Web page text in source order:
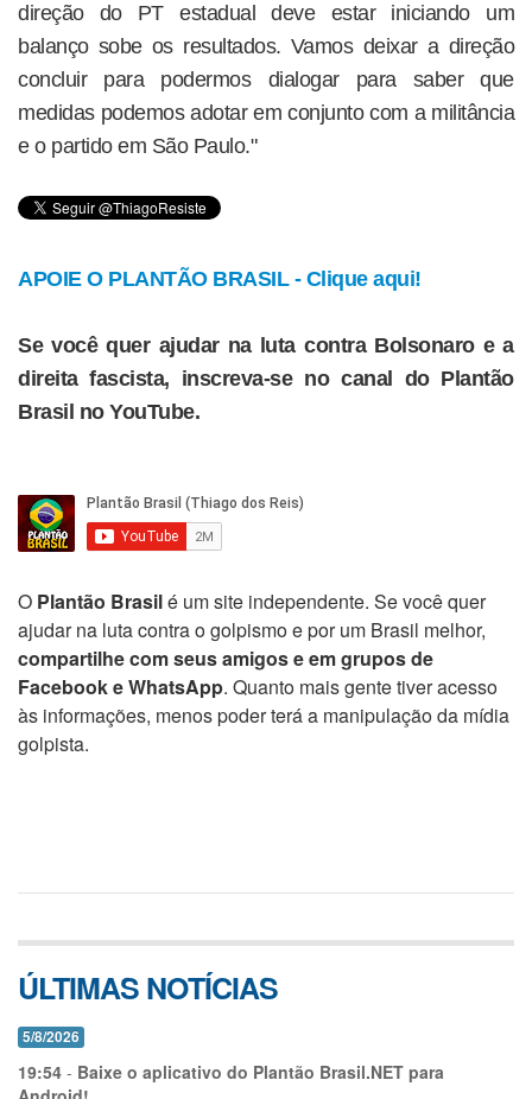
direção do PT estadual deve estar iniciando um
balanço sobe os resultados. Vamos deixar a direção
concluir para podermos dialogar para saber que
medidas podemos adotar em conjunto com a militância
e o partido em São Paulo."
APOIE O PLANTÃO BRASIL - Clique aqui!
Se você quer ajudar na luta contra Bolsonaro e a
direita fascista, inscreva-se no canal do Plantão
Brasil no YouTube.
O Plantão Brasilé um site independente. Se você quer
ajudar na luta contra o golpismo e por um Brasil melhor,
compartilhe com seus amigos e em grupos de
Facebook e WhatsApp. Quanto mais gente tiver acesso
às informações, menos poder terá a manipulação da mídia
golpista.
ÚLTIMAS NOTÍCIAS
5/8/2026
19:54 - Baixe o aplicativo do Plantão Brasil.NET para